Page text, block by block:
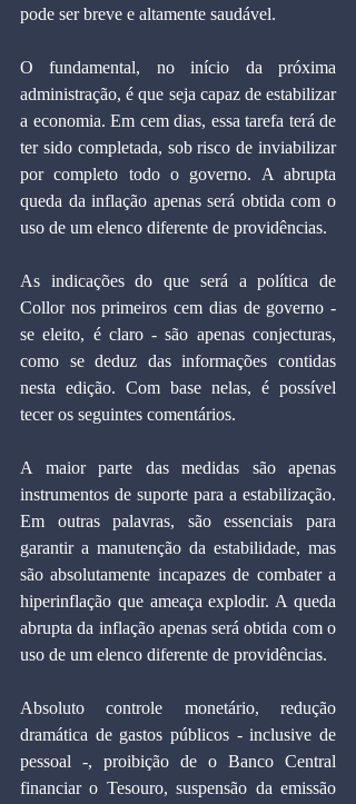
pode ser breve e altamente saudável.
O fundamental, no início da próxima
administração, é que seja capaz de estabilizar
a economia. Em cem dias, essa tarefa terá de
ter sido completada, sob risco de inviabilizar
por completo todo o governo. A abrupta
queda da inflação apenas será obtida com o
uso de um elenco diferente de providências.
As indicações do que será a política de
Collor nos primeiros cem dias de governo -
se eleito, é claro - são apenas conjecturas,
como se deduz das informações contidas
nesta edição. Com base nelas, é possível
tecer os seguintes comentários.
A maior parte das medidas são apenas
instrumentos de suporte para a estabilização.
Em outras palavras, são essenciais para
garantir a manutenção da estabilidade, mas
são absolutamente incapazes de combater a
hiperinflação que ameaça explodir. A queda
abrupta da inflação apenas será obtida com o
uso de um elenco diferente de providências.
Absoluto controle monetário, redução
dramática de gastos públicos - inclusive de
pessoal -, proibição de o Banco Central
financiar o Tesouro, suspensão da emissão